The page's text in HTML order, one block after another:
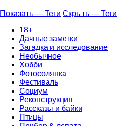
Показать — Теги Скрыть — Теги
18+
Дачные заметки
Загадка и исследование
Необычное
Хобби
Фотосолянка
Фестиваль
Социум
Реконструкция
Рассказы и байки
Птицы